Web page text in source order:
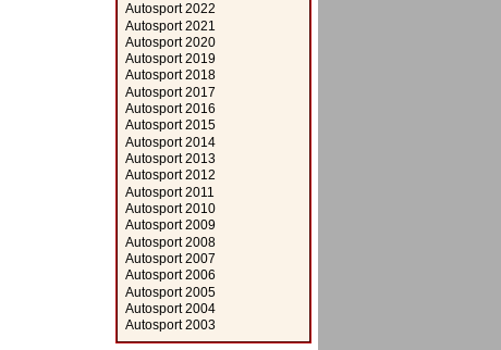
Autosport 2022
Autosport 2021
Autosport 2020
Autosport 2019
Autosport 2018
Autosport 2017
Autosport 2016
Autosport 2015
Autosport 2014
Autosport 2013
Autosport 2012
Autosport 2011
Autosport 2010
Autosport 2009
Autosport 2008
Autosport 2007
Autosport 2006
Autosport 2005
Autosport 2004
Autosport 2003